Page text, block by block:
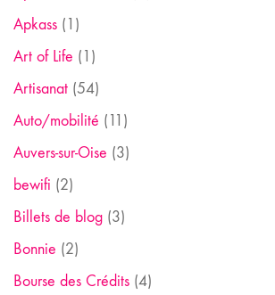
Apkass (1)
Art of Life (1)
Artisanat (54)
Auto/mobilité (11)
Auvers-sur-Oise (3)
bewifi (2)
Billets de blog (3)
Bonnie (2)
Bourse des Crédits (4)